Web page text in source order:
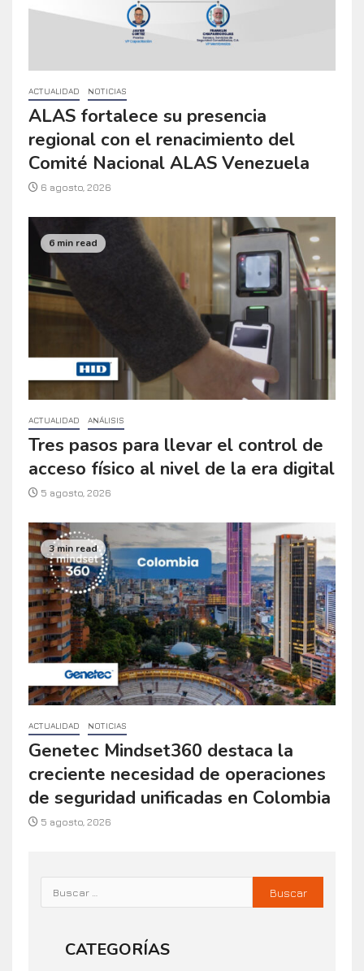
ACTUALIDAD NOTICIAS
ALAS fortalece su presencia
regional con el renacimiento del
Comité Nacional ALAS Venezuela
6 agosto, 2026
6 min read
ACTUALIDAD ANÁLISIS
Tres pasos para llevar el control de
acceso físico al nivel de la era digital
5 agosto, 2026
3 min read
ACTUALIDAD NOTICIAS
Genetec Mindset360 destaca la
creciente necesidad de operaciones
de seguridad unificadas en Colombia
5 agosto, 2026
CATEGORÍAS